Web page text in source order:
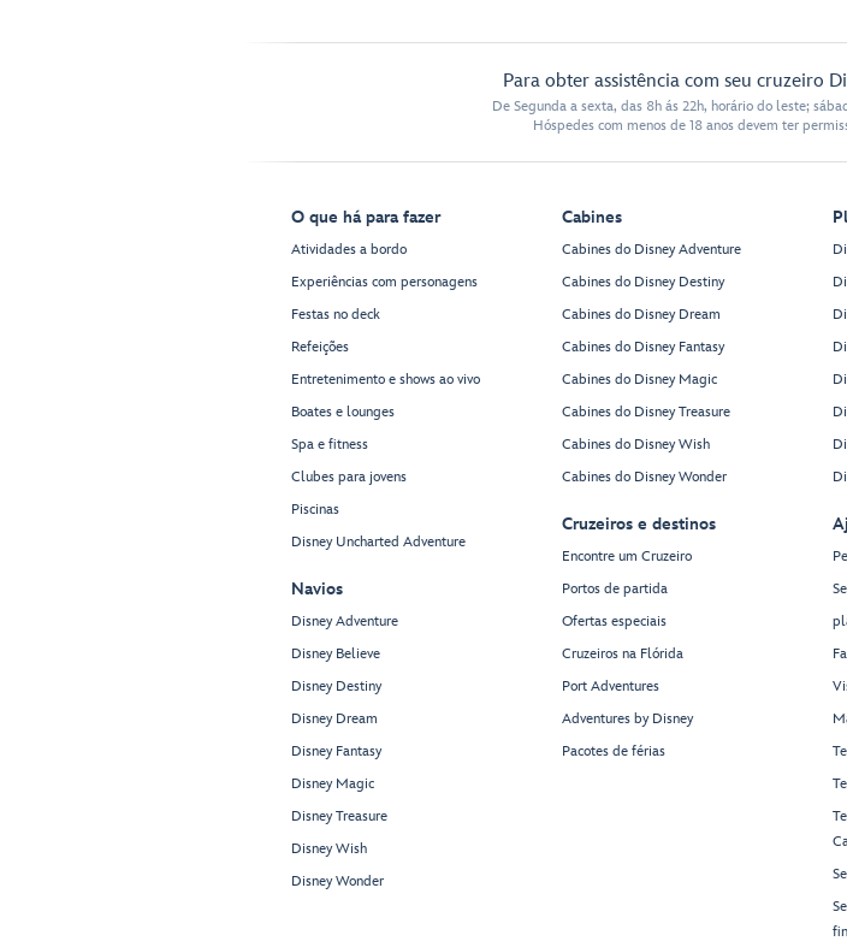
Para obter assistência com seu cruzeiro
De Segunda a sexta, das 8h ás 22h, horário do leste;
Hóspedes com menos de 18 anos devem ter
O que há para fazer
Atividades a bordo
Experiências com personagens
Festas no deck
Refeições
Entretenimento e shows ao vivo
Boates e lounges
Spa e fitness
Clubes para jovens
Piscinas
Disney Uncharted Adventure
Navios
Disney Adventure
Disney Believe
Disney Destiny
Disney Dream
Disney Fantasy
Disney Magic
Disney Treasure
Disney Wish
Disney Wonder
Cabines
Cabines do Disney Adventure
Cabines do Disney Destiny
Cabines do Disney Dream
Cabines do Disney Fantasy
Cabines do Disney Magic
Cabines do Disney Treasure
Cabines do Disney Wish
Cabines do Disney Wonder
Cruzeiros e destinos
Encontre um Cruzeiro
Portos de partida
Ofertas especiais
Cruzeiros na Flórida
Port Adventures
Adventures by Disney
Pacotes de férias